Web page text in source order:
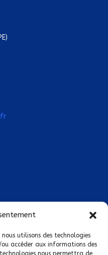
utilisons des technologies
accéder aux informations des
nous permettra de
e !
!